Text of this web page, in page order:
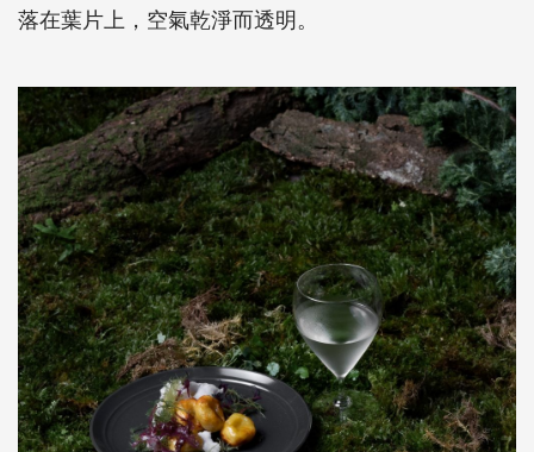
落在葉片上，空氣乾淨而透明。